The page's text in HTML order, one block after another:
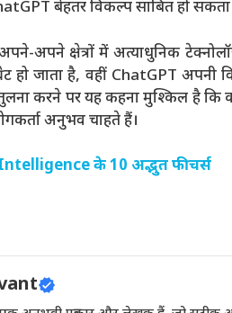
बेहतर विकल्प साबित हो सकता
अपने क्षेत्रों में अत्याधुनिक
हो जाता है, वहीं ChatGPT अपनी
करने पर यह कहना मुश्किल है कि
अनुभव चाहते हैं।
के 10 अद्भुत फीचर्स